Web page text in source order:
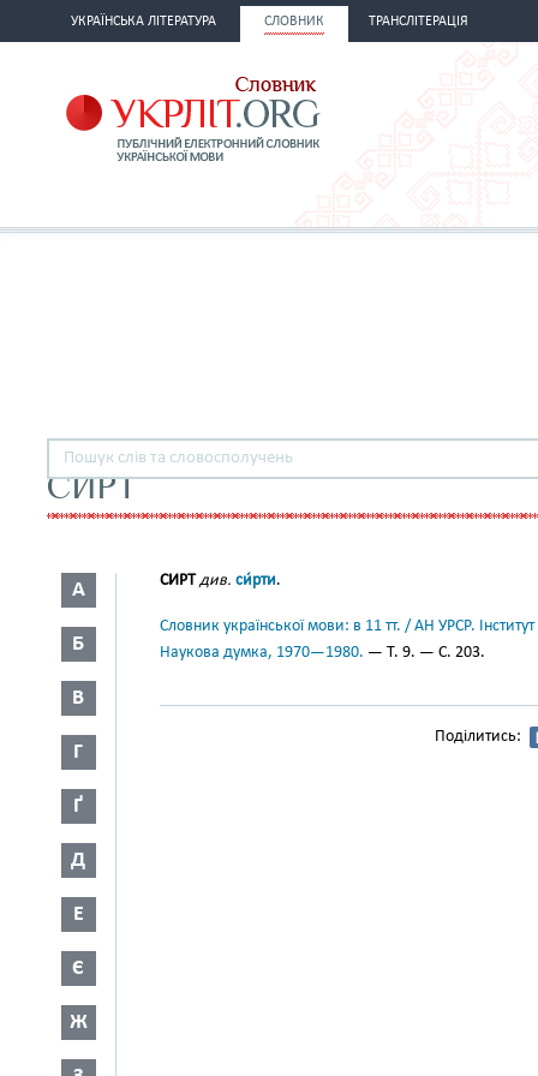
УКРАЇНСЬКА ЛІТЕРАТУРА СЛОВНИК ТРАНСЛІТЕРАЦІЯ
СИРТ
А
Б
В
Г
Ґ
Д
Е
Є
Ж
СИРТ див. си́рти.
Словник української мови: в 11 тт. / АН УРСР.
Наукова думка, 1970—1980. — Т. 9. — С. 203.
Поділитись: